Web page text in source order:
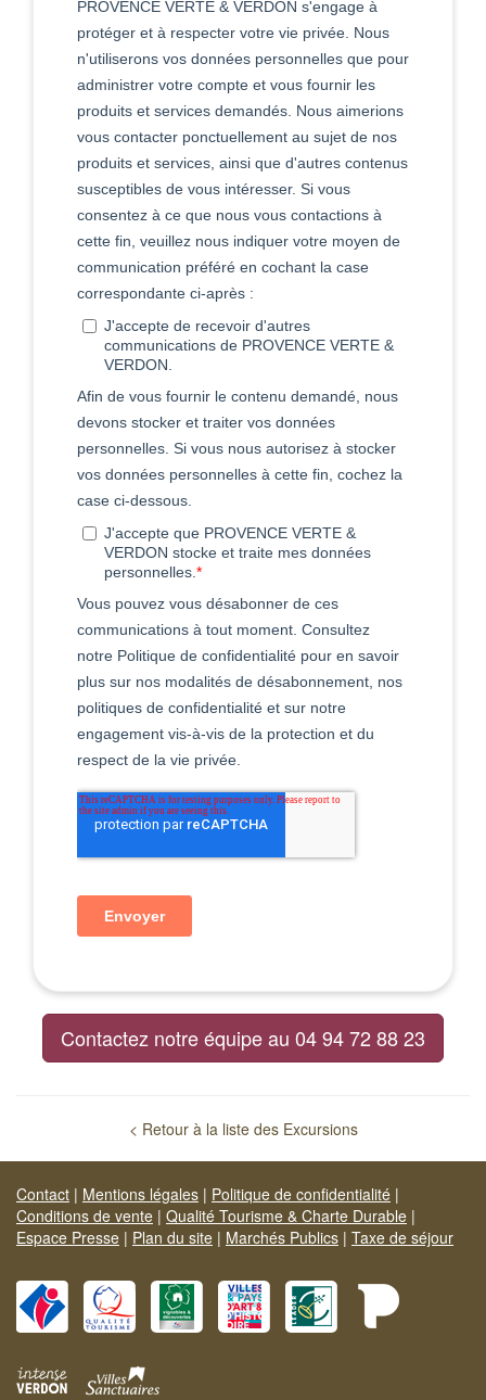
Contactez notre équipe au 04 94 72 88 23
< Retour à la liste des Excursions
Contact | Mentions légales | Politique de confidentialité |
Conditions de vente | Qualité Tourisme & Charte Durable |
Espace Presse | Plan du site | Marchés Publics | Taxe de séjour